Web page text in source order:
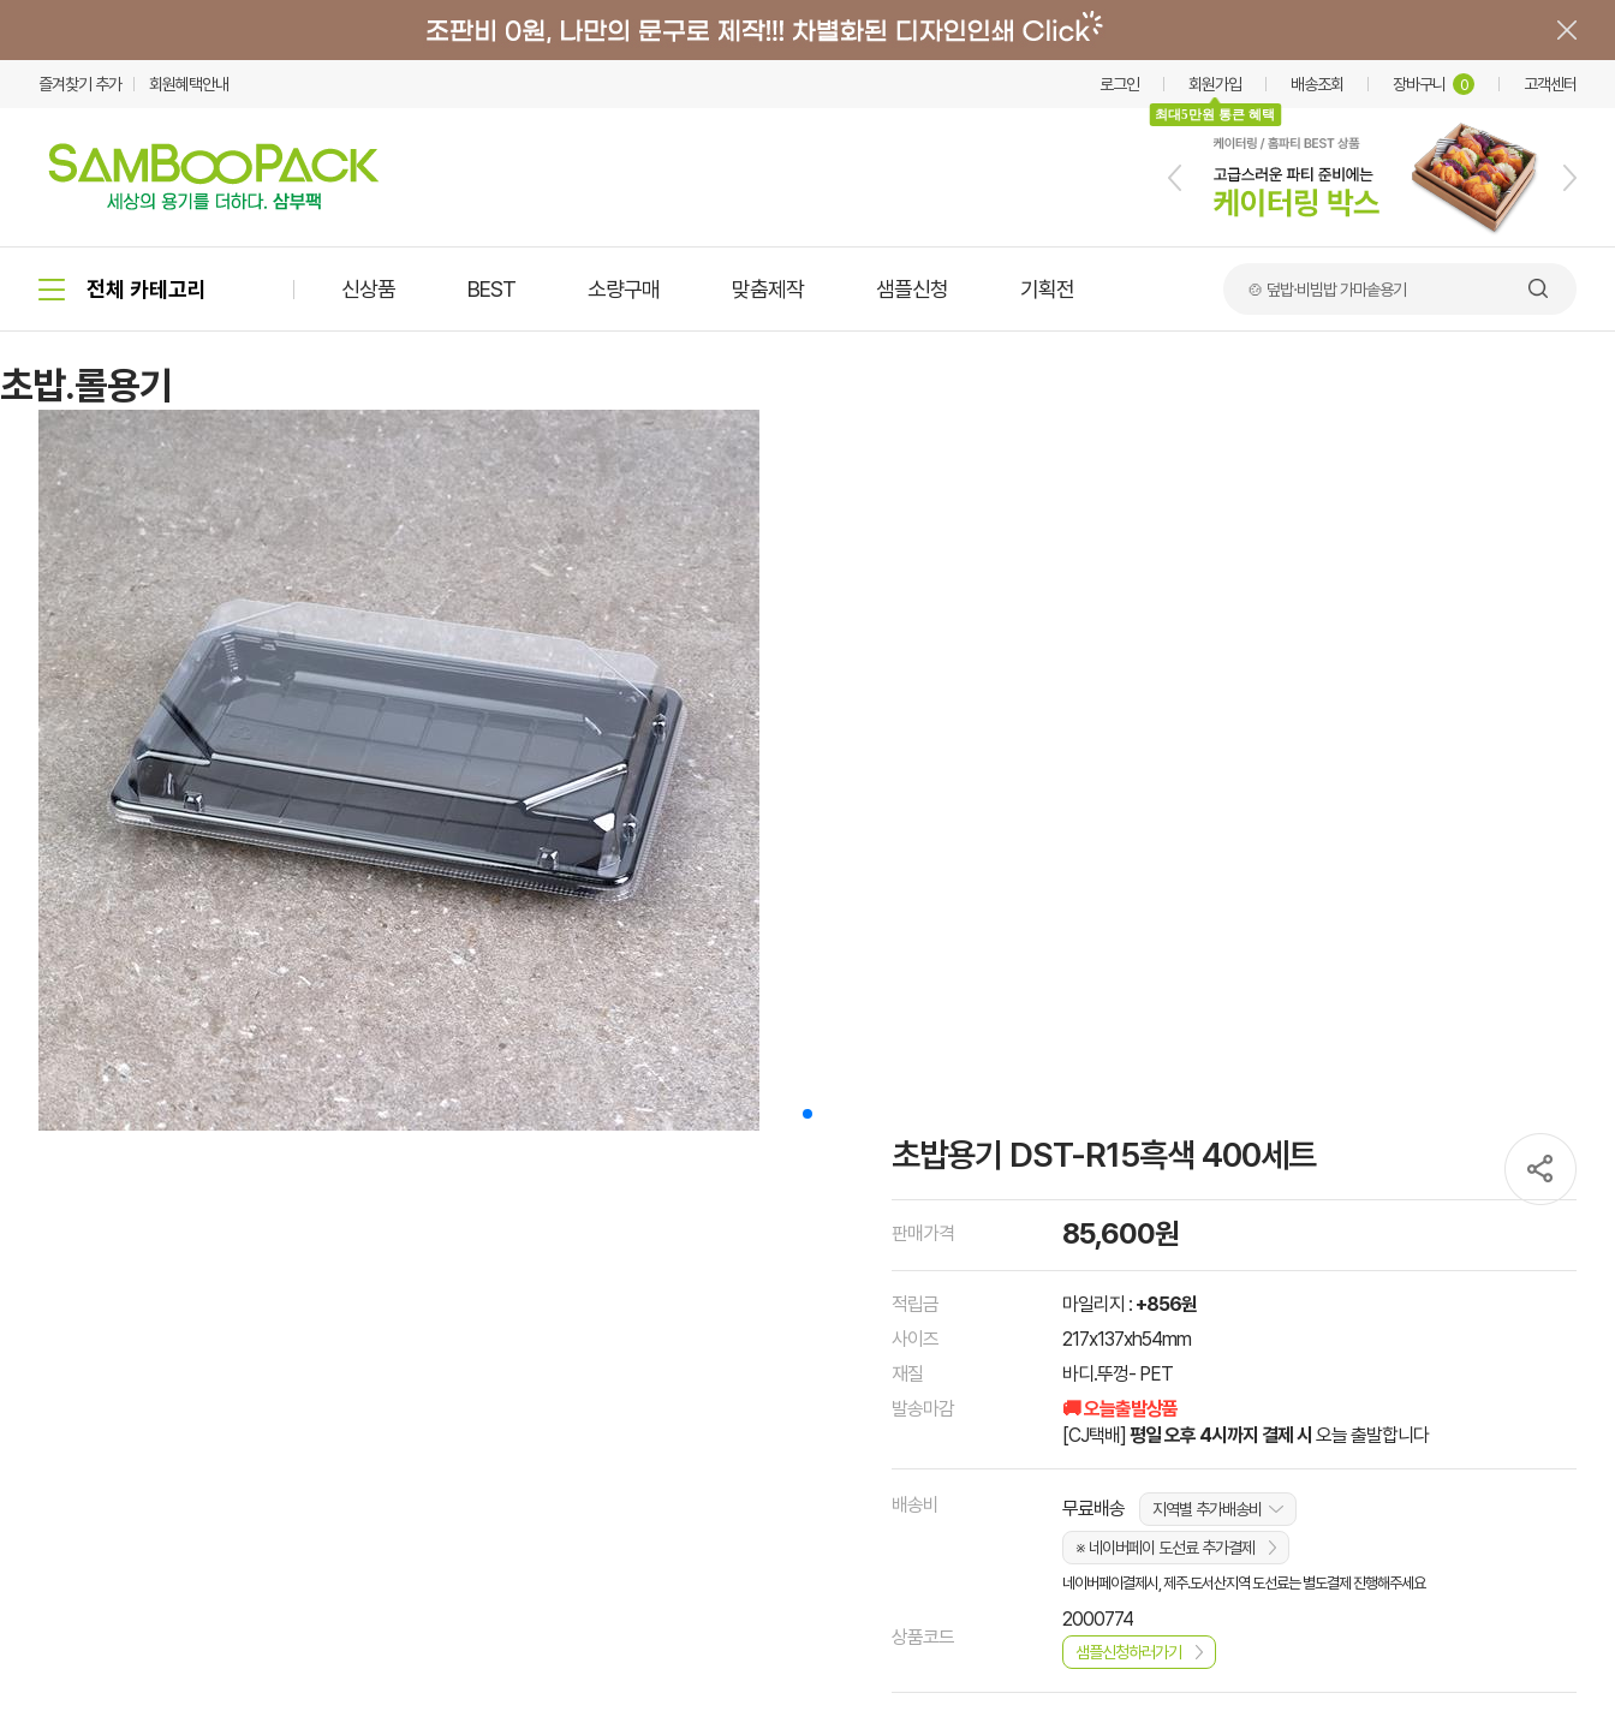
즐겨찾기 추가 회원혜택안내 로그인 회원가입
최대5만원 통큰 혜택
배송조회 장바구니 0 고객센터
신상품 BEST 소량구매 맞춤제작 샘플신청 기획전 🍲 덮밥·비빔밥 가마솥용기
초밥.롤용기
초밥용기 DST-R15흑색 400세트
판매가격 85,600원
적립금 마일리지 : +856원
사이즈
217x137xh54mm
재질
바디.뚜껑- PET
발송마감
🚚 오늘출발상품
[CJ택배] 평일 오후 4시까지 결제 시 오늘 출발합니다
배송비 무료배송
지역별 추가배송비
※ 네이버페이 도선료 추가결제
네이버페이결제시, 제주.도서산지역 도선료는 별도결제 진행해주세요
상품코드
2000774
샘플신청하러가기